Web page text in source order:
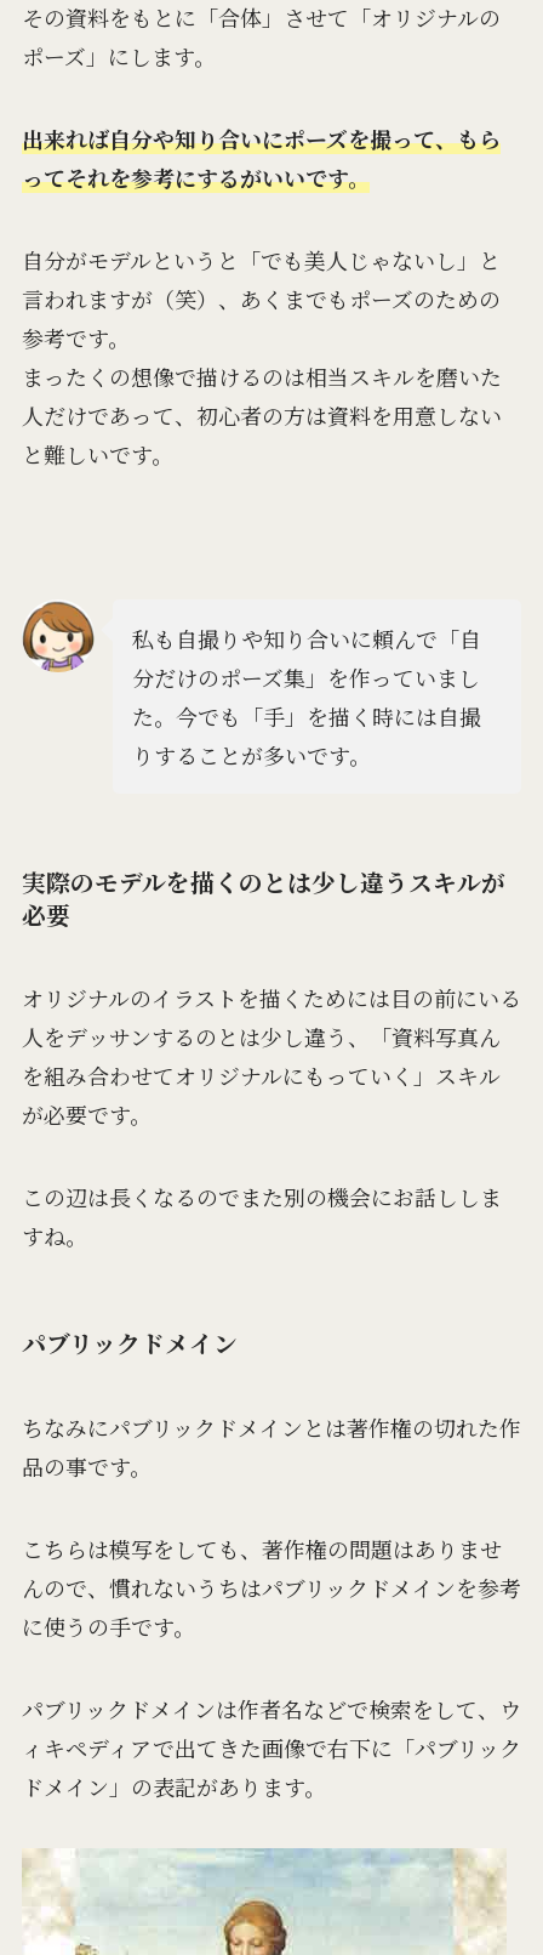
その資料をもとに「合体」させて「オリジナルの
ポーズ」にします。
出来れば自分や知り合いにポーズを撮って、もら
ってそれを参考にするがいいです。
自分がモデルというと「でも美人じゃないし」と
言われますが（笑）、あくまでもポーズのための
参考です。
まったくの想像で描けるのは相当スキルを磨いた
人だけであって、初心者の方は資料を用意しない
と難しいです。
私も自撮りや知り合いに頼んで「自
分だけのポーズ集」を作っていまし
た。今でも「手」を描く時には自撮
りすることが多いです。
実際のモデルを描くのとは少し違うスキルが
必要
オリジナルのイラストを描くためには目の前にいる
人をデッサンするのとは少し違う、「資料写真ん
を組み合わせてオリジナルにもっていく」スキル
が必要です。
この辺は長くなるのでまた別の機会にお話ししま
すね。
パブリックドメイン
ちなみにパブリックドメインとは著作権の切れた作
品の事です。
こちらは模写をしても、著作権の問題はありませ
んので、慣れないうちはパブリックドメインを参考
に使うの手です。
パブリックドメインは作者名などで検索をして、ウ
ィキペディアで出てきた画像で右下に「パブリック
ドメイン」の表記があります。